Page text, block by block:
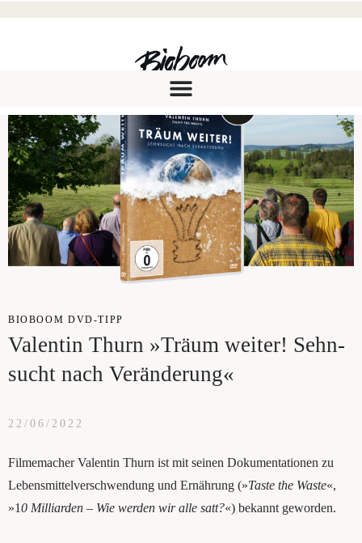
BIO­BOOM DVD-TIPP
Valen­tin Thurn »Träum wei­ter! Sehn­
sucht nach Veränderung«
22/06/2022
Fil­me­ma­cher Valen­tin Thurn ist mit ­sei­nen Doku­men­ta­tio­nen zu
Lebensmittel­verschwendung und Ernäh­rung (»Tas­te the Was­te«,
»10 Mil­li­ar­den – Wie wer­den wir alle satt?«) bekannt geworden.